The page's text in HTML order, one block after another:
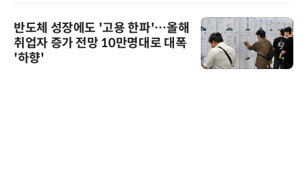
반도체 성장에도 '고용 한파'…올해
취업자 증가 전망 10만명대로 대폭
'하향'